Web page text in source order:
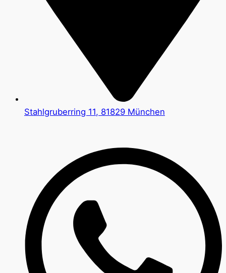
Stahlgruberring 11, 81829 München